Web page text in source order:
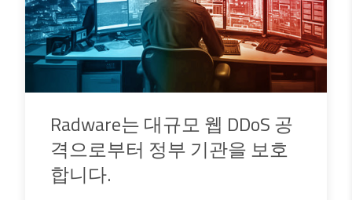
Radware는 대규모 웹 DDoS 공
격으로부터 정부 기관을 보호
합니다.